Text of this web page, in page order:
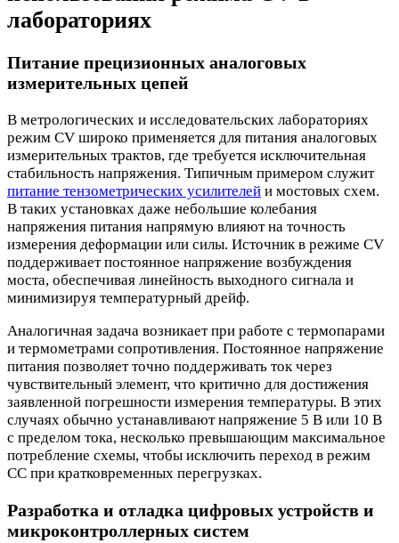
лабораториях
Питание прецизионных аналоговых
измерительных цепей
В метрологических и исследовательских лабораториях
режим CV широко применяется для питания аналоговых
измерительных трактов, где требуется исключительная
стабильность напряжения. Типичным примером служит
питание тензометрических усилителей и мостовых схем.
В таких установках даже небольшие колебания
напряжения питания напрямую влияют на точность
измерения деформации или силы. Источник в режиме CV
поддерживает постоянное напряжение возбуждения
моста, обеспечивая линейность выходного сигнала и
минимизируя температурный дрейф.
Аналогичная задача возникает при работе с термопарами
и термометрами сопротивления. Постоянное напряжение
питания позволяет точно поддерживать ток через
чувствительный элемент, что критично для достижения
заявленной погрешности измерения температуры. В этих
случаях обычно устанавливают напряжение 5 В или 10 В
с пределом тока, несколько превышающим максимальное
потребление схемы, чтобы исключить переход в режим
CC при кратковременных перегрузках.
Разработка и отладка цифровых устройств и
микроконтроллерных систем